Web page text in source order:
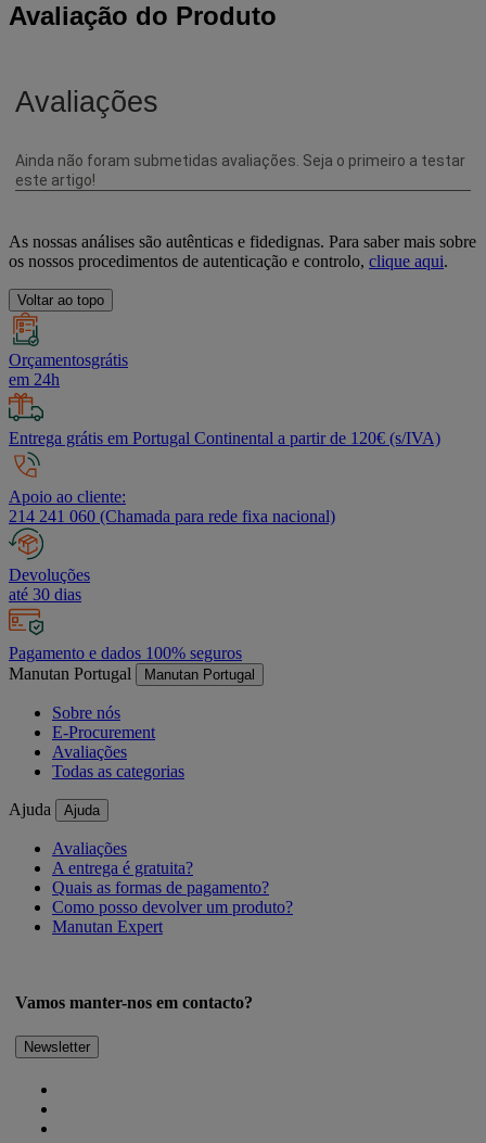
Avaliação do Produto
As nossas análises são autênticas e fidedignas. Para saber mais sobre
os nossos procedimentos de autenticação e controlo, clique aqui.
Voltar ao topo
Orçamentosgrátis
em 24h
Entrega grátis em Portugal Continental a partir de 120€ (s/IVA)
Apoio ao cliente:
214 241 060 (Chamada para rede fixa nacional)
Devoluções
até 30 dias
Pagamento e dados 100% seguros
Manutan Portugal
Manutan Portugal
Sobre nós
E-Procurement
Avaliações
Todas as categorias
Ajuda Ajuda
Avaliações
A entrega é gratuita?
Quais as formas de pagamento?
Como posso devolver um produto?
Manutan Expert
Vamos manter-nos em contacto?
Newsletter